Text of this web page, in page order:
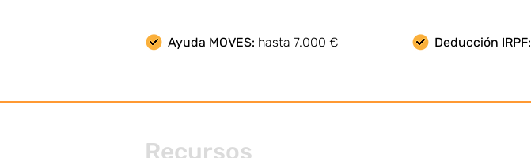
Ayuda MOVES: hasta 7.000 € Deducción IRPF:
Recursos